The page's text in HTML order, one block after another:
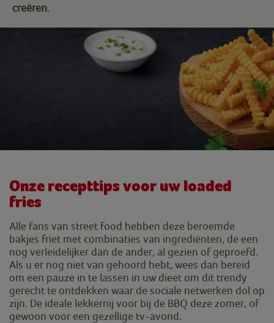
creëren.
Onze recepttips voor uw loaded
fries
Alle fans van street food hebben deze beroemde
bakjes friet met combinaties van ingrediënten, de een
nog verleidelijker dan de ander, al gezien of geproefd.
Als u er nog niet van gehoord hebt, wees dan bereid
om een pauze in te lassen in uw dieet om dit trendy
gerecht te ontdekken waar de sociale netwerken dol op
zijn. De ideale lekkernij voor bij de BBQ deze zomer, of
gewoon voor een gezellige tv-avond.